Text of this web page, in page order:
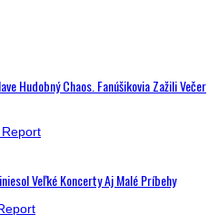
Hudobný Chaos. Fanúšikovia Zažili Večer
Veľké Koncerty Aj Malé Príbehy